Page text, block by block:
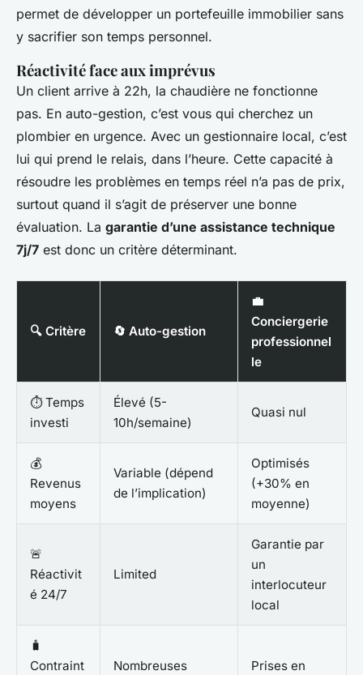
permet de développer un portefeuille immobilier sans
y sacrifier son temps personnel.
Réactivité face aux imprévus
Un client arrive à 22h, la chaudière ne fonctionne
pas. En auto-gestion, c’est vous qui cherchez un
plombier en urgence. Avec un gestionnaire local, c’est
lui qui prend le relais, dans l’heure. Cette capacité à
résoudre les problèmes en temps réel n’a pas de prix,
surtout quand il s’agit de préserver une bonne
évaluation. La garantie d’une assistance technique
7j/7 est donc un critère déterminant.
🔍 Critère 🔄 Auto-gestion
💼
Conciergerie
professionnel
le
⏱️ Temps
investi
Élevé (5-
10h/semaine)
Quasi nul
💰
Revenus
moyens
Variable (dépend
de l’implication)
Optimisés
(+30% en
moyenne)
🚨
Réactivit
é 24/7
Limited
Garantie par
un
interlocuteur
local
🧳
Contraint
Nombreuses
Prises en